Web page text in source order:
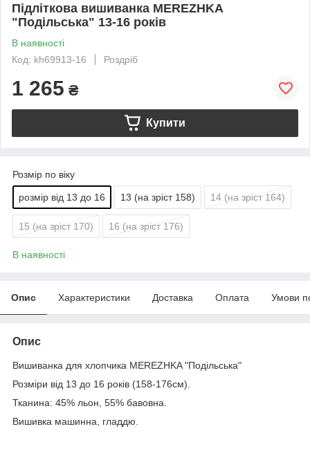
Підліткова вишиванка MEREZHKA
"Подільська" 13-16 років
В наявності
Код: kh69913-16
Роздріб
1 265 ₴
Купити
Розмір по віку
розмір від 13 до 16 13 (на зріст 158) 14 (на зріст 164)
15 (на зріст 170) 16 (на зріст 176)
В наявності
Опис Характеристики Доставка Оплата Умови
Опис
Вишиванка для хлопчика MEREZHKA "Подільська"
Розміри від 13 до 16 років (158-176см).
Тканина: 45% льон, 55% бавовна.
Вишивка машинна, гладдю.